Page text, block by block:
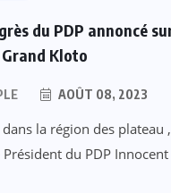
du PDP annoncé
Kloto
AOÛT 08, 2023
la région des plateau
du PDP Innocent